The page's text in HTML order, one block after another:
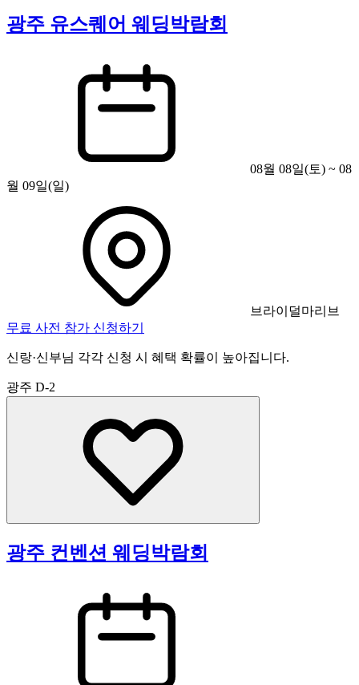
광주 유스퀘어 웨딩박람회
08월 08일(토) ~ 08
월 09일(일)
브라이덜마리브
무료 사전 참가 신청하기
신랑·신부님 각각 신청 시 혜택 확률이 높아집니다.
광주 D-2
광주 컨벤션 웨딩박람회